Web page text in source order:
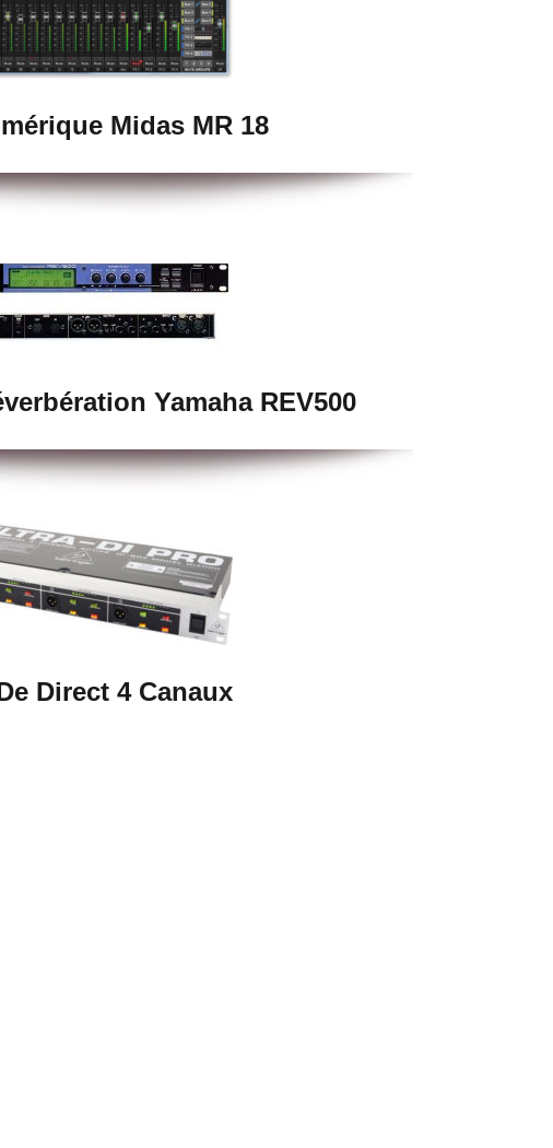
Midas MR 18
Yamaha REV500
Direct 4 Canaux